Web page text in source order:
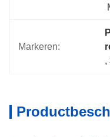
Markeren:
,